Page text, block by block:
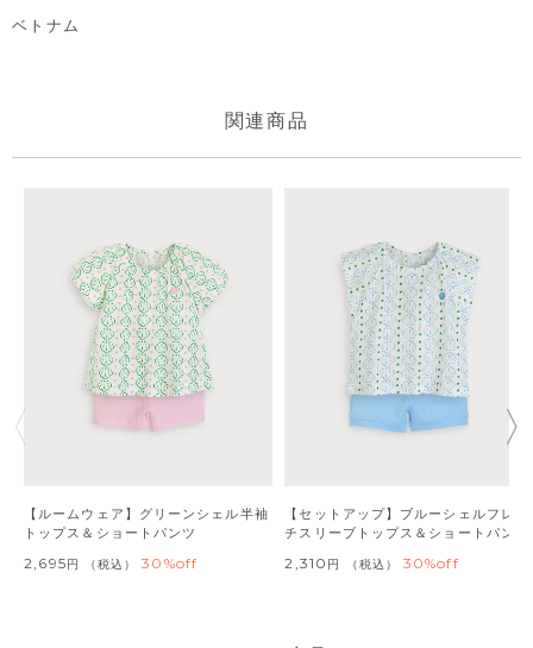
ベトナム
【ルームウェア】グリーンシェル半袖
トップス＆ショートパンツ
2,695 税込 30%off
【セットアップ】ブルーシェルフレン
チスリーブトップス＆ショートパンツ
2,310 税込 30%off